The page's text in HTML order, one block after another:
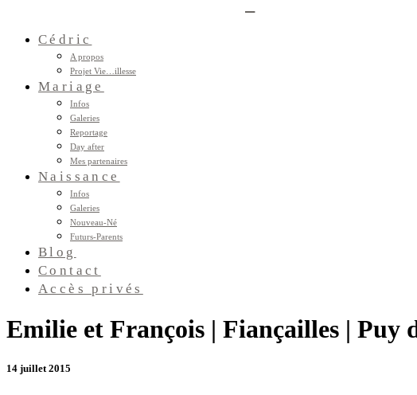
Cédric
A propos
Projet Vie…illesse
Mariage
Infos
Galeries
Reportage
Day after
Mes partenaires
Naissance
Infos
Galeries
Nouveau-Né
Futurs-Parents
Blog
Contact
Accès privés
Emilie et François | Fiançailles | Puy
14 juillet 2015